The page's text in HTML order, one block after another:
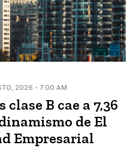
2026 - 7:00 AM
B cae a 7,36
de El
Empresarial